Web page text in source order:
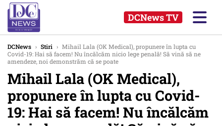
DCNews TV
DCNews › Stiri › Mihail Lala (OK Medical), propunere în lupta cu
Covid-19: Hai să facem! Nu încălcăm nicio lege penală! Să vină să ne
amendeze, noi demonstrăm că se poate
Mihail Lala (OK Medical),
propunere în lupta cu Covid-
19: Hai să facem! Nu încălcăm